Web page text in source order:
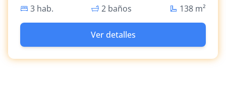
3 hab.
2 baños 138 m²
Ver detalles